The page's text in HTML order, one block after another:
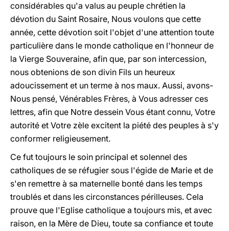
considérables qu'a valus au peuple chrétien la
dévotion du Saint Rosaire, Nous voulons que cette
année, cette dévotion soit l'objet d'une attention toute
particulière dans le monde catholique en l'honneur de
la Vierge Souveraine, afin que, par son intercession,
nous obtenions de son divin Fils un heureux
adoucissement et un terme à nos maux. Aussi, avons-
Nous pensé, Vénérables Frères, à Vous adresser ces
lettres, afin que Notre dessein Vous étant connu, Votre
autorité et Votre zèle excitent la piété des peuples à s'y
conformer religieusement.
Ce fut toujours le soin principal et solennel des
catholiques de se réfugier sous l'égide de Marie et de
s'en remettre à sa maternelle bonté dans les temps
troublés et dans les circonstances périlleuses. Cela
prouve que l'Eglise catholique a toujours mis, et avec
raison, en la Mère de Dieu, toute sa confiance et toute